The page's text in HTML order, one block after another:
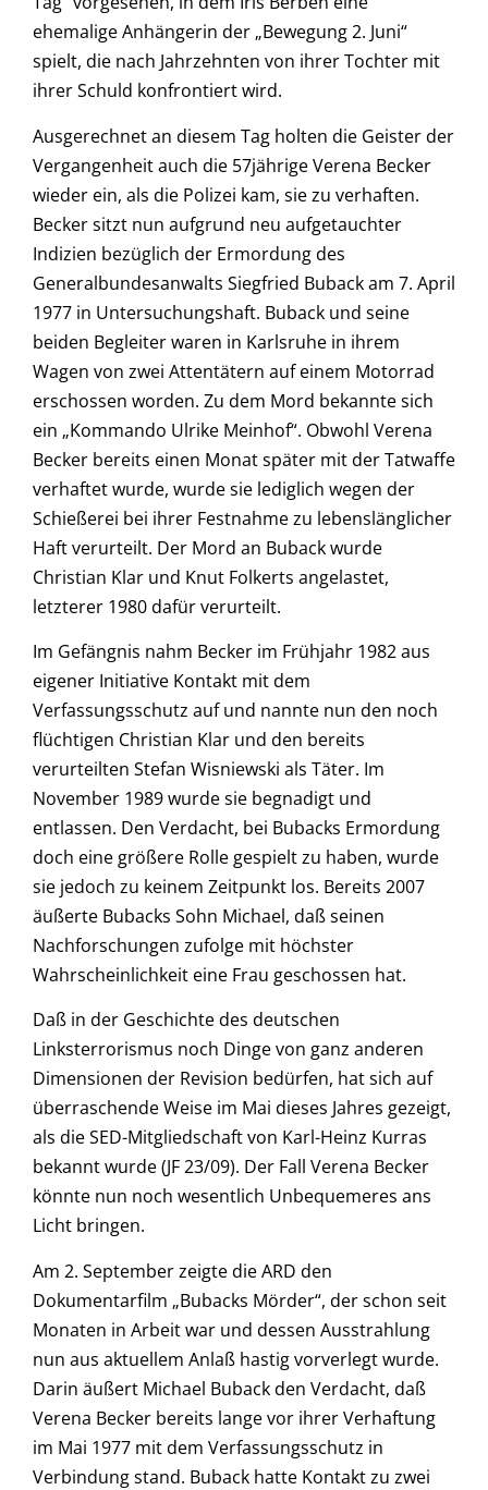
ehemalige Anhängerin der „Bewegung 2. Juni“
spielt, die nach Jahrzehnten von ihrer Tochter mit
ihrer Schuld konfrontiert wird.
Ausgerechnet an diesem Tag holten die Geister der
Vergangenheit auch die 57jährige Verena Becker
wieder ein, als die Polizei kam, sie zu verhaften.
Becker sitzt nun aufgrund neu aufgetauchter
Indizien bezüglich der Ermordung des
Generalbundesanwalts Siegfried Buback am 7. April
1977 in Untersuchungshaft. Buback und seine
beiden Begleiter waren in Karlsruhe in ihrem
Wagen von zwei Attentätern auf einem Motorrad
erschossen worden. Zu dem Mord bekannte sich
ein „Kommando Ulrike Meinhof“. Obwohl Verena
Becker bereits einen Monat später mit der Tatwaffe
verhaftet wurde, wurde sie lediglich wegen der
Schießerei bei ihrer Festnahme zu lebenslänglicher
Haft verurteilt. Der Mord an Buback wurde
Christian Klar und Knut Folkerts angelastet,
letzterer 1980 dafür verurteilt.
Im Gefängnis nahm Becker im Frühjahr 1982 aus
eigener Initiative Kontakt mit dem
Verfassungsschutz auf und nannte nun den noch
flüchtigen Christian Klar und den bereits
verurteilten Stefan Wisniewski als Täter. Im
November 1989 wurde sie begnadigt und
entlassen. Den Verdacht, bei Bubacks Ermordung
doch eine größere Rolle gespielt zu haben, wurde
sie jedoch zu keinem Zeitpunkt los. Bereits 2007
äußerte Bubacks Sohn Michael, daß seinen
Nachforschungen zufolge mit höchster
Wahrscheinlichkeit eine Frau geschossen hat.
Daß in der Geschichte des deutschen
Linksterrorismus noch Dinge von ganz anderen
Dimensionen der Revision bedürfen, hat sich auf
überraschende Weise im Mai dieses Jahres gezeigt,
als die SED-Mitgliedschaft von Karl-Heinz Kurras
bekannt wurde (JF 23/09). Der Fall Verena Becker
könnte nun noch wesentlich Unbequemeres ans
Licht bringen.
Am 2. September zeigte die ARD den
Dokumentarfilm „Bubacks Mörder“, der schon seit
Monaten in Arbeit war und dessen Ausstrahlung
nun aus aktuellem Anlaß hastig vorverlegt wurde.
Darin äußert Michael Buback den Verdacht, daß
Verena Becker bereits lange vor ihrer Verhaftung
im Mai 1977 mit dem Verfassungsschutz in
Verbindung stand. Buback hatte Kontakt zu zwei